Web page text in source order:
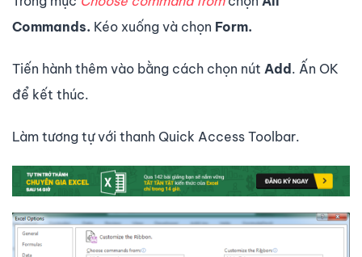
Commands. Kéo xuống và chọn Form.
Tiến hành thêm vào bằng cách chọn nút Add. Ấn OK
để kết thúc.
Làm tương tự với thanh Quick Access Toolbar.